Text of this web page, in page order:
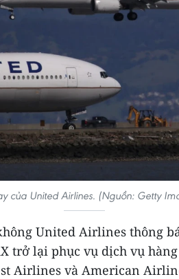
của United Airlines. (Nguồn: Getty
United Airlines thông
trở lại phục vụ dịch vụ
Airlines và American